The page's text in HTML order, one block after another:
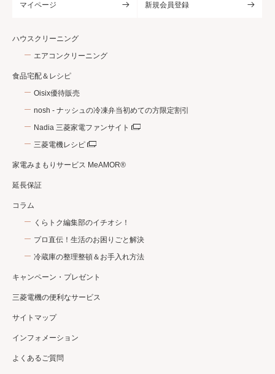
マイページ 新規会員登録
ハウスクリーニング
エアコンクリーニング
食品宅配＆レシピ
Oisix優待販売
nosh - ナッシュの冷凍弁当初めての方限定割引
Nadia 三菱家電ファンサイト
三菱電機レシピ
家電みまもりサービス MeAMOR®
延長保証
コラム
くらトク編集部のイチオシ！
プロ直伝！生活のお困りごと解決
冷蔵庫の整理整頓＆お手入れ方法
キャンペーン・プレゼント
三菱電機の便利なサービス
サイトマップ
インフォメーション
よくあるご質問